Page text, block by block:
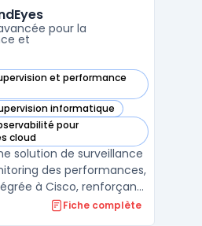
identifie les
pour la
et
et performance
dans cette catégorie
informatique
dans cette catégorie
pour
cloud
dans cette catégorie
solution de surveillance
des performances,
à Cisco, renforçant
de gestion et d'analyse
Fiche complète